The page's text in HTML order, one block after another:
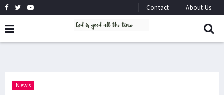
Contact About Us
News